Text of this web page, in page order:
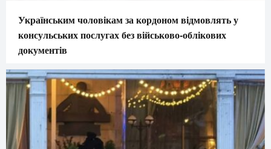
Українським чоловікам за кордоном відмовлять у
консульських послугах без військово-облікових
документів